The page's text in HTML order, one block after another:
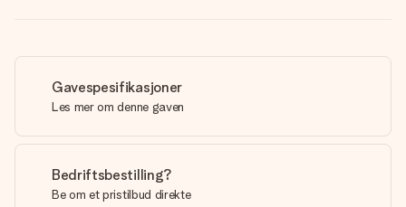
Gavespesifikasjoner
Les mer om denne gaven
Bedriftsbestilling?
Be om et pristilbud direkte